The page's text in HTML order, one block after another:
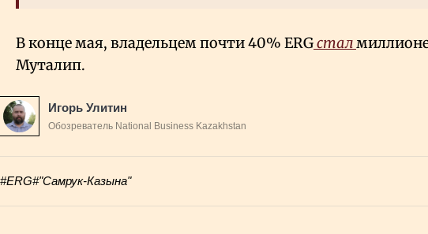
В конце мая, владельцем почти 40% ERGстал
Муталип.
Игорь Улитин
Обозреватель National Business Kazakhstan
#ERG#"Самрук-Казына"